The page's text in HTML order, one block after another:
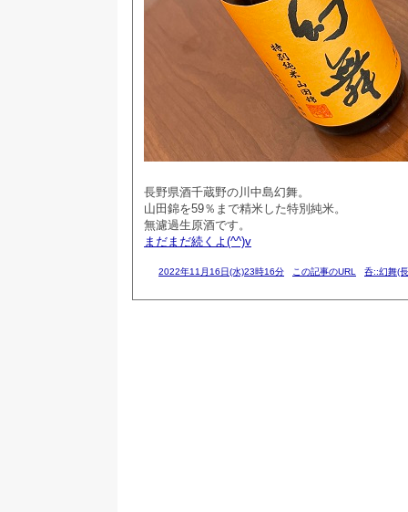
長野県酒千蔵野の川中島幻舞。
山田錦を59％まで精米した特別純米。
無濾過生原酒です。
まだまだ続くよ(^^)v
2022年11月16日(水)23時16分 この記事のURL 呑::幻舞(